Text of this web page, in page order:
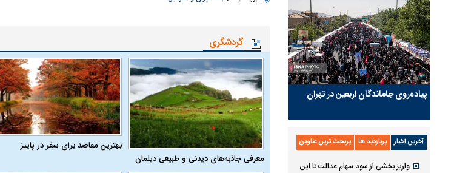
گردشگری
معرفی جاذبه‌های دیدنی و طبیعی دیلمان
بهترین مقاصد برای سفر در پاییز
پیاده‌روی جاماندگان اربعین در تهران
آخرین اخبار پربازدید ها پربحث ترین عناوین
واریز بخشی از سود سهام عدالت تا این